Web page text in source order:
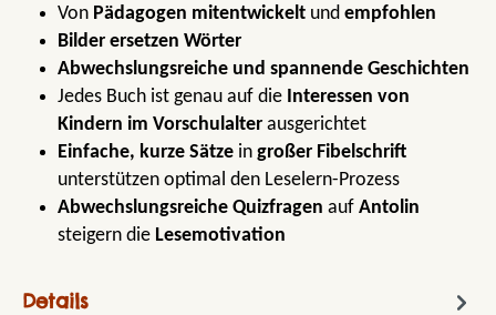
Von Pädagogen mitentwickelt und empfohlen
Bilder ersetzen Wörter
Abwechslungsreiche und spannende Geschichten
Jedes Buch ist genau auf die Interessen von
Kindern im Vorschulalter ausgerichtet
Einfache, kurze Sätze in großer Fibelschrift
unterstützen optimal den Leselern-Prozess
Abwechslungsreiche Quizfragen auf Antolin
steigern die Lesemotivation
Details